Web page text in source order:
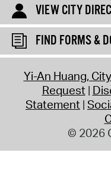
VIEW CITY
FIND FORMS &
Yi-An Huang,
Request
Statement
© 2026